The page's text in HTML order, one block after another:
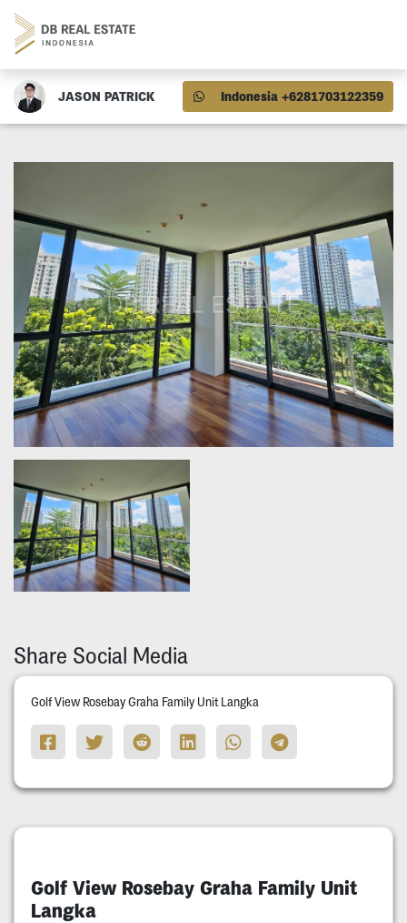
JASON PATRICK Indonesia +6281703122359
Share Social Media
Golf View Rosebay Graha Family Unit Langka
Golf View Rosebay Graha Family Unit
Langka